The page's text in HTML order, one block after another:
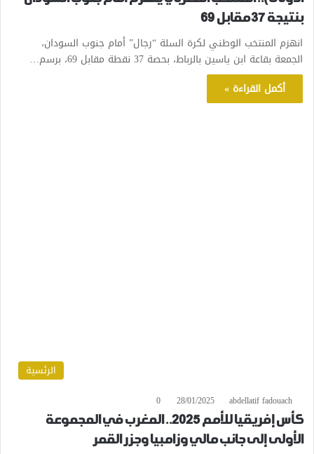
بنتيجة 37 مقابل 69
انهزم المنتخب الوطني لكرة السلة “رجال” أمام جنوب السودان،
الجمعة بقاعة ابن ياسين بالرباط، بحصة 37 نقطة مقابل 69، برسم…
أكمل القراءة »
الرئسية
abdellatif fadouach
28/01/2025
0
كأس إفريقيا للأمم 2025.. المغرب في المجموعة
الأولى إلى جانب مالي وزامبيا وجزر القمر